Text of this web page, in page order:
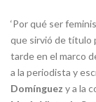
‘Por qué ser
que sirvió de título
tarde en el marco
a la periodista y
Domínguez y a la